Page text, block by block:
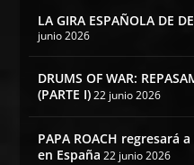
LA GIRA ESPAÑOLA DE
junio 2026
DRUMS OF WAR:
(PARTE I) 22 junio 2026
PAPA ROACH regresará
en España 22 junio 2026